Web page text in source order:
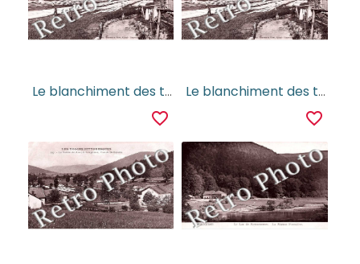
Le blanchiment des toiles a Longemer
favorite_border
Le blanchiment des toiles a Longemer
favorite_border